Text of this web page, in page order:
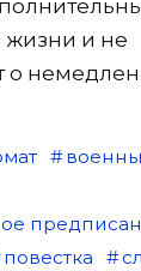
жизни и не
о
повестка